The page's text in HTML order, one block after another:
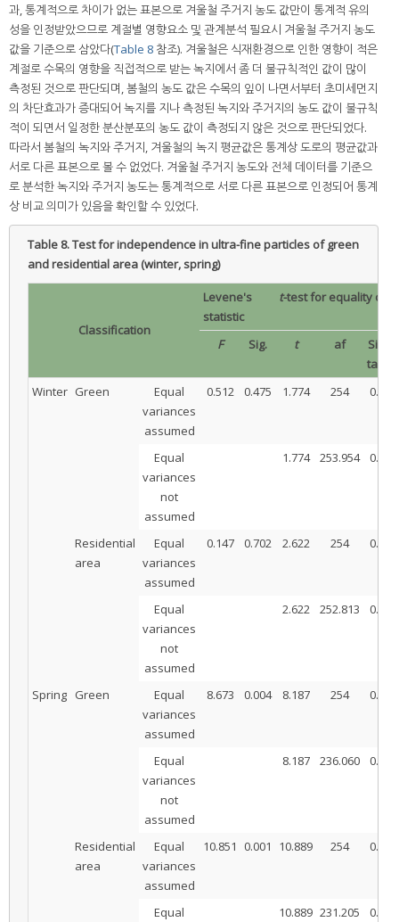
과, 통계적으로 차이가 없는 표본으로 겨울철 주거지 농도 값만이 통계적 유의
성을 인정받았으므로 계절별 영향요소 및 관계분석 필요시 겨울철 주거지 농도
값을 기준으로 삼았다(Table 8 참조). 겨울철은 식재환경으로 인한 영향이 적은
계절로 수목의 영향을 직접적으로 받는 녹지에서 좀 더 불규칙적인 값이 많이
측정된 것으로 판단되며, 봄철의 농도 값은 수목의 잎이 나면서부터 초미세먼지
의 차단효과가 증대되어 녹지를 지나 측정된 녹지와 주거지의 농도 값이 불규칙
적이 되면서 일정한 분산분포의 농도 값이 측정되지 않은 것으로 판단되었다.
따라서 봄철의 녹지와 주거지, 겨울철의 녹지 평균값은 통계상 도로의 평균값과
서로 다른 표본으로 볼 수 없었다. 겨울철 주거지 농도와 전체 데이터를 기준으
로 분석한 녹지와 주거지 농도는 통계적으로 서로 다른 표본으로 인정되어 통계
상 비교 의미가 있음을 확인할 수 있었다.
Table 8.Test for independence in ultra-fine particles of green
and residential area (winter, spring)
Classification
Levene's
statistic
t-test for equality of
F Sig. t af
Sig (2-
tailed)
Winter Green
Equal
variances
assumed
0.512 0.475 1.774 254 0.077
Equal
variances
not
assumed
1.774 253.954 0.077
Residential
area
Equal
variances
assumed
0.147 0.702 2.622 254 0.009
Equal
variances
not
assumed
2.622 252.813 0.009
Spring Green
Equal
variances
assumed
8.673 0.004 8.187 254 0.000
Equal
variances
not
assumed
8.187 236.060 0.000
Residential
area
Equal
variances
assumed
10.851 0.001 10.889 254 0.000
Equal 10.889 231.205 0.000